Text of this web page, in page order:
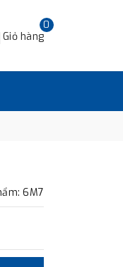
0
Giỏ hàng
6M7